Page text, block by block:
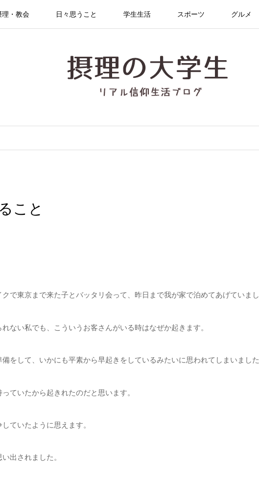
理・教会 日々思うこと 学生生活 スポーツ グルメ
こと
で東京まで来た子とバッタリ会って、昨日まで我が家で泊めてあげていま
ない私でも、こういうお客さんがいる時はなぜか起きます。
をして、いかにも平素から早起きをしているみたいに思われてしまいまし
ていたから起きれたのだと思います。
ていたように思えます。
出されました。